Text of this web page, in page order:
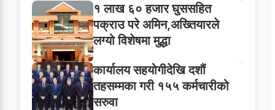
१ लाख ६० हजार घुससहित
पक्राउ परे अमिन,अख्तियारले
लग्यो विशेषमा मुद्धा
कार्यालय सहयोगीदेखि दशौं
तहसम्मका गरी १५५ कर्मचारीको
सरुवा